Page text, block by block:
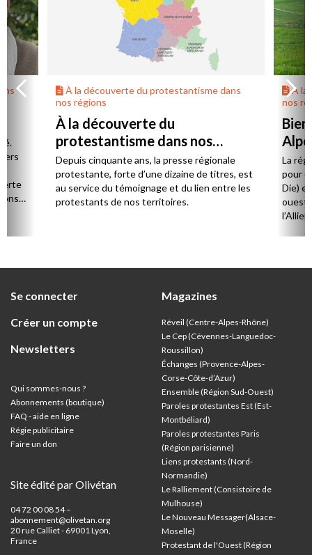
À la découverte du protestantisme dans
nos régions
À la découverte du
protestantisme dans nos
régions
Depuis cinquante ans, la presse régionale
protestante, forte d’une dizaine de titres, est
au service du témoignage et du lien entre les
protestants de nos territoires.
À la
nos
La
pour
Die)
ouest,
Se connecter
Créer un compte
Newsletters
Qui sommes-nous ?
Abonnements (boutique)
FAQ - aide en ligne
Régie publicitaire
Faire un don
Site édité par Olivétan
04 72 00 08 54 –
abonnement@olivetan.org
20 rue Calliet - 69001 Lyon,
France
Magazines
Réveil (Centre-Alpes-Rhône)
Le Cep (Cévennes-Languedoc-
Roussillon)
Échanges (Provence-Alpes-
Corse-Côte-d’Azur)
Ensemble (Région Sud-Ouest)
Paroles protestantes Est (Est-
Montbéliard)
Paroles protestantes Paris
(Région parisienne)
Liens protestants (Nord-
Normandie)
Le Ralliement (Consistoire de
Mulhouse)
Le Nouveau Messager(Alsace-
Moselle)
Protestant de l'Ouest (Région